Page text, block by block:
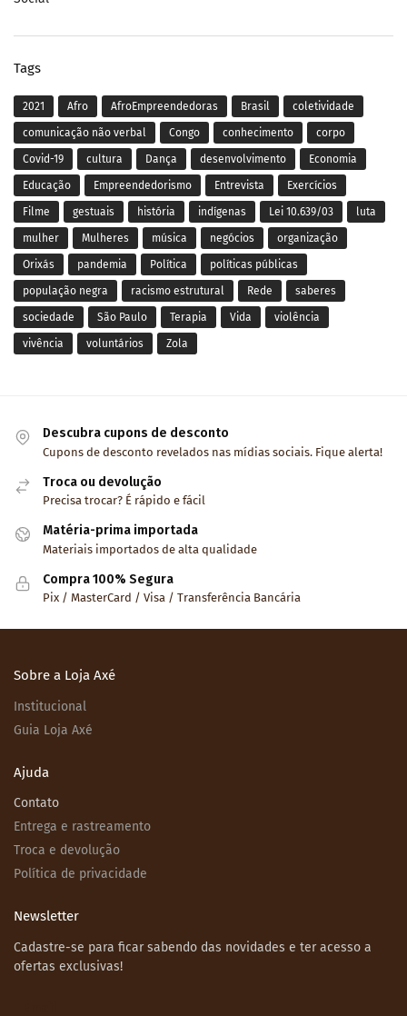
Tags
2021 Afro AfroEmpreendedoras Brasil coletividade
comunicação não verbal Congo conhecimento corpo
Covid-19 cultura Dança desenvolvimento Economia
Educação Empreendedorismo Entrevista Exercícios
Filme gestuais história indígenas Lei 10.639/03 luta
mulher Mulheres música negócios organização
Orixás pandemia Política políticas públicas
população negra racismo estrutural Rede saberes
sociedade São Paulo Terapia Vida violência
vivência voluntários Zola
Descubra cupons de desconto
Cupons de desconto revelados nas mídias sociais. Fique alerta!
Troca ou devolução
Precisa trocar? É rápido e fácil
Matéria-prima importada
Materiais importados de alta qualidade
Compra 100% Segura
Pix / MasterCard / Visa / Transferência Bancária
Sobre a Loja Axé
Institucional
Guia Loja Axé
Ajuda
Contato
Entrega e rastreamento
Troca e devolução
Política de privacidade
Newsletter
Cadastre-se para ficar sabendo das novidades e ter acesso a
ofertas exclusivas!